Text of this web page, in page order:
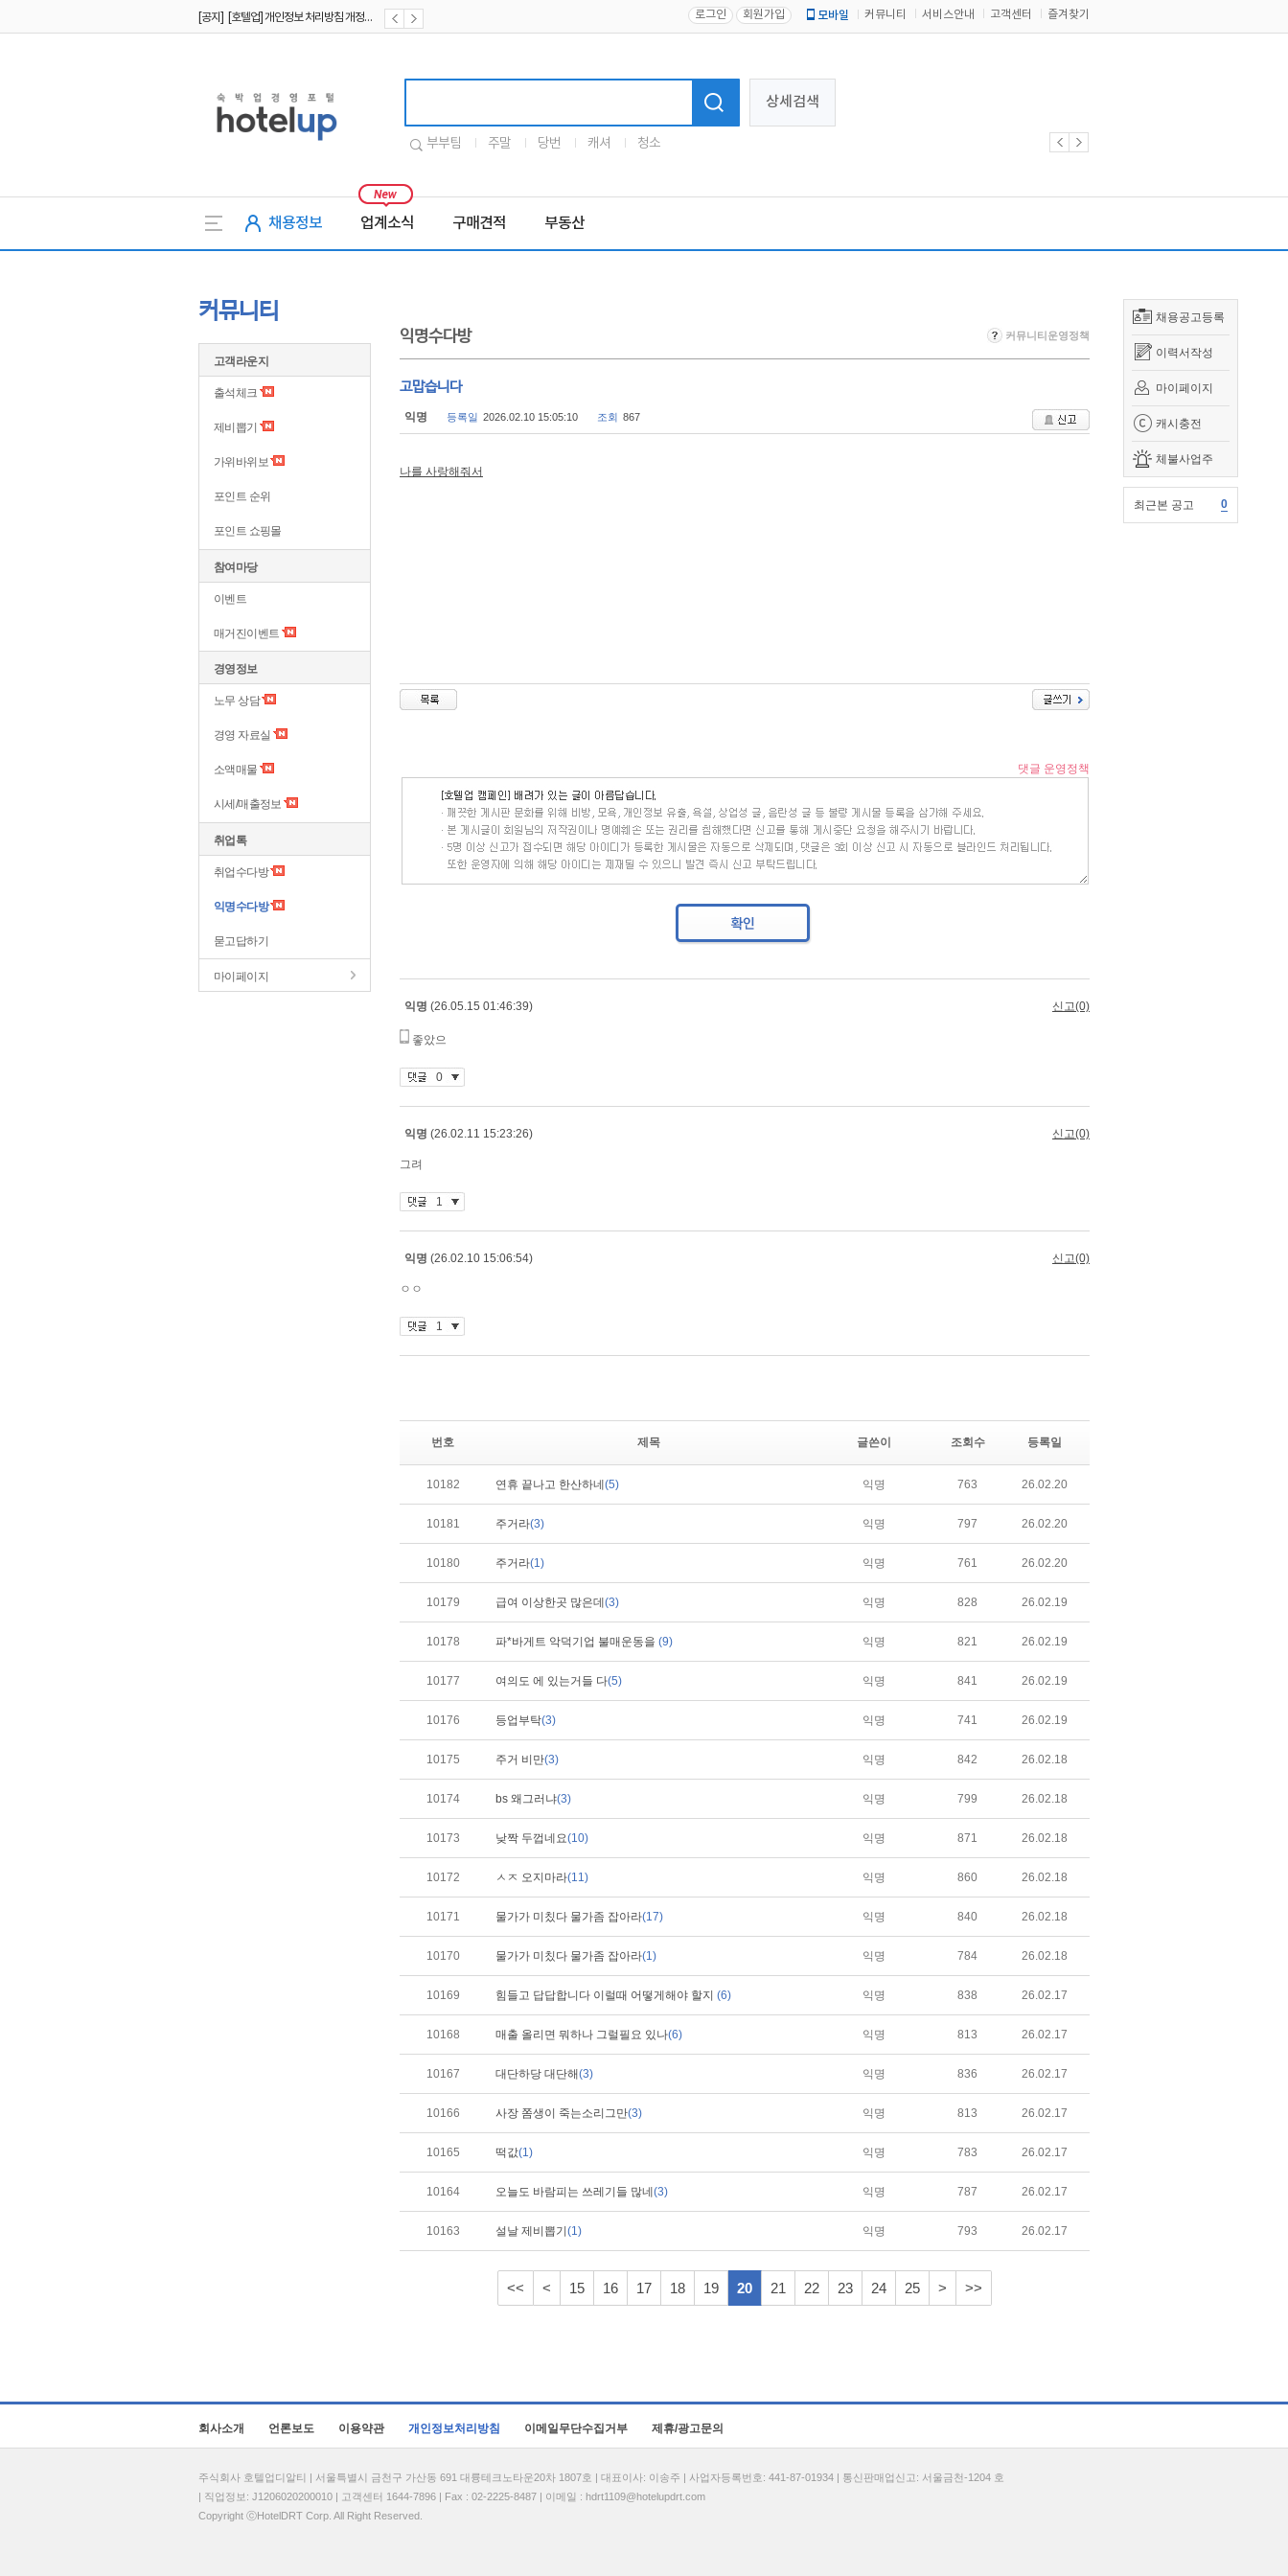
[공지] [호텔업] 개인정보 처리방침 개정본2 (19.09.02) 로그인 회원가입 모바일 커뮤니티 서비스안내 고객센터 즐겨찾기
상세검색
부부팀 주말 당번 캐셔 청소
채용정보 업계소식 구매견적 부동산
채용공고등록
이력서작성
마이페이지
캐시충전
체불사업주
최근본 공고 0
커뮤니티
고객라운지
출석체크
제비뽑기
가위바위보
포인트 순위
포인트 쇼핑몰
참여마당
이벤트
매거진이벤트
경영정보
노무 상담
경영 자료실
소액매물
시세/매출정보
취업톡
취업수다방
익명수다방
묻고답하기
마이페이지
익명수다방 커뮤니티운영정책
고맙습니다
익명 등록일 2026.02.10 15:05:10 조회 867
​나를 사랑해줘서
번호 제목 글쓴이 조회수 등록일
10182 연휴 끝나고 한산하네 (5) 익명 763 26.02.20
10181 주거라(3) 익명 797 26.02.20
10180 주거라(1) 익명 761 26.02.20
10179 급여 이상한곳 많은데 (3) 익명 828 26.02.19
10178 파*바게트 악덕기업 불매운동을 (9) 익명 821 26.02.19
10177 여의도 에 있는거들 다(5) 익명 841 26.02.19
10176 등업부탁(3) 익명 741 26.02.19
10175 주거 비만(3) 익명 842 26.02.18
10174 bs 왜그러냐(3) 익명 799 26.02.18
10173 낮짝 두껍네요(10) 익명 871 26.02.18
10172 ㅅㅈ 오지마라(11) 익명 860 26.02.18
10171 물가가 미칬다 물가좀 잡아라(17) 익명 840 26.02.18
10170 물가가 미칬다 물가좀 잡아라(1) 익명 784 26.02.18
10169 힘들고 답답합니다 이럴때 어떻게해야 할지 (6) 익명 838 26.02.17
10168 매출 올리면 뭐하나 그럴필요 있나(6) 익명 813 26.02.17
10167 대단하당 대단해(3) 익명 836 26.02.17
10166 사장 쫌생이 죽는소리그만(3) 익명 813 26.02.17
10165 떡값(1) 익명 783 26.02.17
10164 오늘도 바람피는 쓰레기들 많네 (3) 익명 787 26.02.17
10163 설날 제비뽑기 (1) 익명 793 26.02.17
<< < 15 16 17 18 19 20 21 22 23 24 25 > >>
회사소개 언론보도 이용약관 개인정보처리방침 이메일무단수집거부 제휴/광고문의
주식회사 호텔업디알티 | 서울특별시 금천구 가산동 691 대륭테크노타운20차 1807호 | 대표이사: 이송주 | 사업자등록번호: 441-87-01934 | 통신판매업신고: 서울금천-1204 호
| 직업정보: J1206020200010 | 고객센터 1644-7896 | Fax : 02-2225-8487 | 이메일 : hdrt1109@hotelupdrt.com
Copyright ⓒHotelDRT Corp. All Right Reserved.